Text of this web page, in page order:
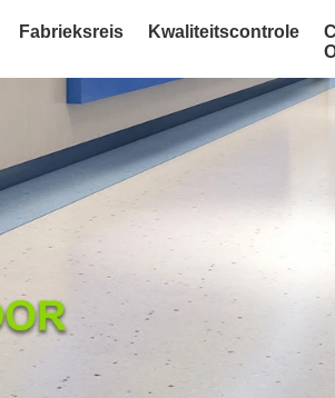
Fabrieksreis Kwaliteitscontrole